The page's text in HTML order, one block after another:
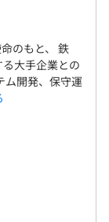
ークなど、気
気です。
も使用してい
ス、AWSなど
ルを採り入れ
レンドによっ
のもと、 鉄
大手企業との
ム開発、保守運